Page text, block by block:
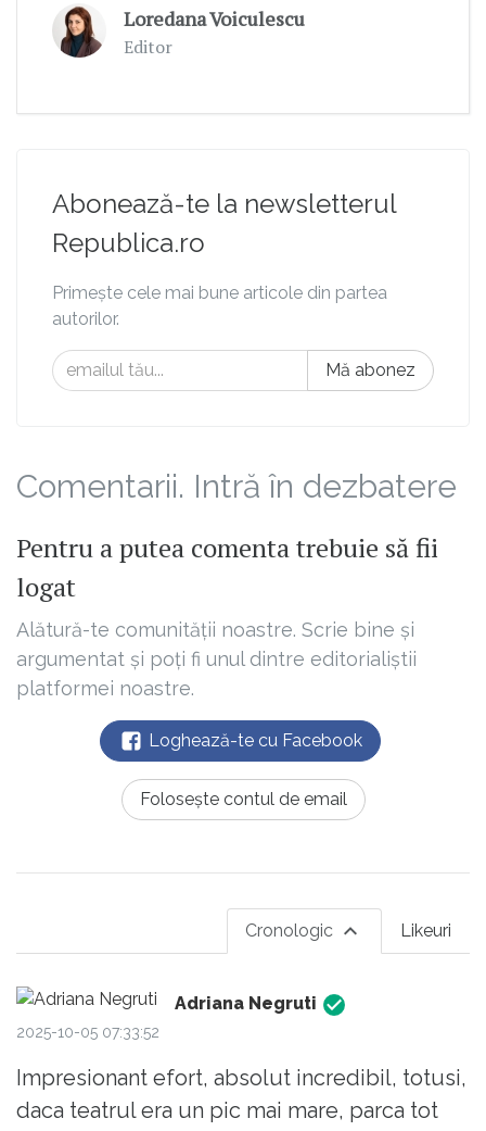
Loredana Voiculescu
Editor
Abonează-te la newsletterul
Republica.ro
Primește cele mai bune articole din partea
autorilor.
Mă abonez
Comentarii. Intră în dezbatere
Pentru a putea comenta trebuie să fii
logat
Alătură-te comunității noastre. Scrie bine și
argumentat și poți fi unul dintre editorialiștii
platformei noastre.
Loghează-te cu Facebook
Folosește contul de email
Likeuri
Cronologic
Adriana Negruti
2025-10-05 07:33:52
Impresionant efort, absolut incredibil, totusi,
daca teatrul era un pic mai mare, parca tot